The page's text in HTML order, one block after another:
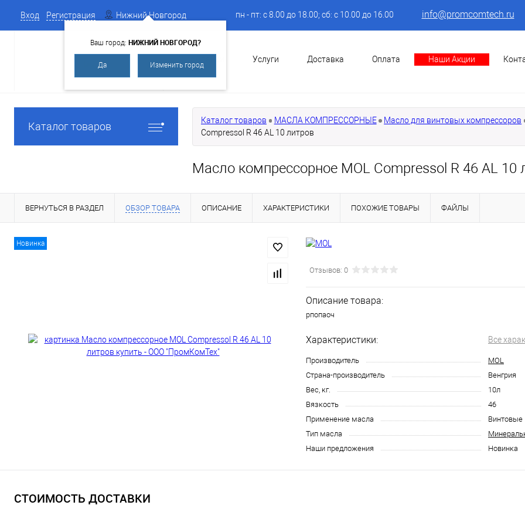
Вход Регистрация Нижний Новгород
Ваш город: НИЖНИЙ НОВГОРОД?
Да Изменить город
пн - пт: с 8.00 до 18.00; сб: с 10.00 до 16.00 info@promcomtech.ru
Услуги Доставка Оплата Наши Акции
Каталог товаров Каталог товаров МАСЛА КОМПРЕССОРНЫЕ
Масло для винтовых компрессоров
Compressol R 46 AL 10 литров
Масло компрессорное MOL Compressol R 46 AL 10
ВЕРНУТЬСЯ В РАЗДЕЛ ОБЗОР ТОВАРА ОПИСАНИЕ ХАРАКТЕРИСТИКИ ПОХОЖИЕ ТОВАРЫ ФАЙЛЫ
Новинка
Отзывов: 0
Описание товара:
рпопаоч
Характеристики: Все
Производитель
MOL
Страна-производитель
Венгрия
Вес, кг.
10л
Вязкость
46
Применение масла
Тип масла
Наши предложения
Новинка
СТОИМОСТЬ ДОСТАВКИ